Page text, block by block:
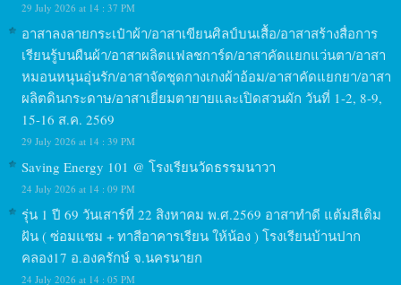
29 July 2026 at 14 : 37 PM
อาสาลงลายกระเป๋าผ้า/อาสาเขียนศิลป์บนเสื้อ/อาสาสร้างสื่อการ
เรียนรู้บนผืนผ้า/อาสาผลิตแฟลชการ์ด/อาสาคัดแยกแว่นตา/อาสา
หมอนหนุนอุ่นรัก/อาสาจัดชุดกางเกงผ้าอ้อม/อาสาคัดแยกยา/อาสา
ผลิตดินกระดาษ/อาสาเยี่ยมตายายและเปิดสวนผัก วันที่ 1-2, 8-9,
15-16 ส.ค. 2569
29 July 2026 at 14 : 39 PM
Saving Energy 101 @ โรงเรียนวัดธรรมนาวา
24 July 2026 at 14 : 09 PM
รุ่น 1 ปี 69 วันเสาร์ที่ 22 สิงหาคม พ.ศ.2569 อาสาทำดี แต้มสีเติม
ฝัน ( ซ่อมแซม + ทาสีอาคารเรียน ให้น้อง ) โรงเรียนบ้านปาก
คลอง17 อ.องครักษ์ จ.นครนายก
24 July 2026 at 14 : 05 PM